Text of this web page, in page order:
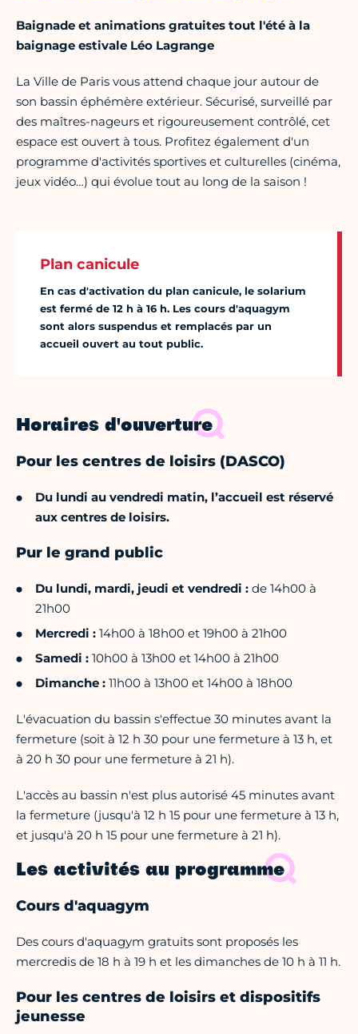
Baignade et animations gratuites tout l'été à la
baignage estivale Léo Lagrange
La Ville de Paris vous attend chaque jour autour de
son bassin éphémère extérieur. Sécurisé, surveillé par
des maîtres-nageurs et rigoureusement contrôlé, cet
espace est ouvert à tous. Profitez également d'un
programme d'activités sportives et culturelles (cinéma,
jeux vidéo…) qui évolue tout au long de la saison !
Plan canicule
En cas d'activation du plan canicule, le solarium
est fermé de 12 h à 16 h. Les cours d'aquagym
sont alors suspendus et remplacés par un
accueil ouvert au tout public.
Horaires d'ouverture
Pour les centres de loisirs (DASCO)
Du lundi au vendredi matin, l’accueil est réservé
aux centres de loisirs.
Pur le grand public
Du lundi, mardi, jeudi et vendredi : de 14h00 à
21h00
Mercredi : 14h00 à 18h00 et 19h00 à 21h00
Samedi : 10h00 à 13h00 et 14h00 à 21h00
Dimanche : 11h00 à 13h00 et 14h00 à 18h00
L'évacuation du bassin s'effectue 30 minutes avant la
fermeture (soit à 12 h 30 pour une fermeture à 13 h, et
à 20 h 30 pour une fermeture à 21 h).
L'accès au bassin n'est plus autorisé 45 minutes avant
la fermeture (jusqu'à 12 h 15 pour une fermeture à 13 h,
et jusqu'à 20 h 15 pour une fermeture à 21 h).
Les activités au programme
Cours d'aquagym
Des cours d'aquagym gratuits sont proposés les
mercredis de 18 h à 19 h et les dimanches de 10 h à 11 h.
Pour les centres de loisirs et dispositifs
jeunesse